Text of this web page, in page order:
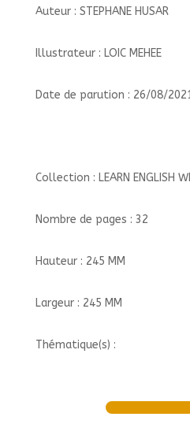
Auteur : STEPHANE HUSAR
Illustrateur : LOIC MEHEE
Date de parution : 26/08/
Collection : LEARN ENGLISH
Nombre de pages : 32
Hauteur : 245 MM
Largeur : 245 MM
Thématique(s) :